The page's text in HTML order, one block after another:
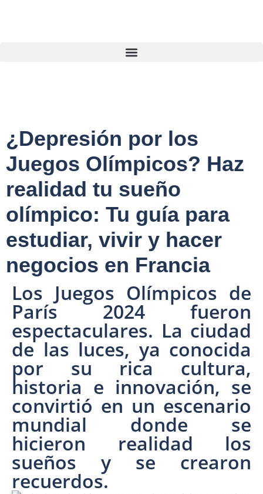
¿Depresión por los
Juegos Olímpicos? Haz
realidad tu sueño
olímpico: Tu guía para
estudiar, vivir y hacer
negocios en Francia
Los Juegos Olímpicos de
París 2024 fueron
espectaculares. La ciudad
de las luces, ya conocida
por su rica cultura,
historia e innovación, se
convirtió en un escenario
mundial donde se
hicieron realidad los
sueños y se crearon
recuerdos.